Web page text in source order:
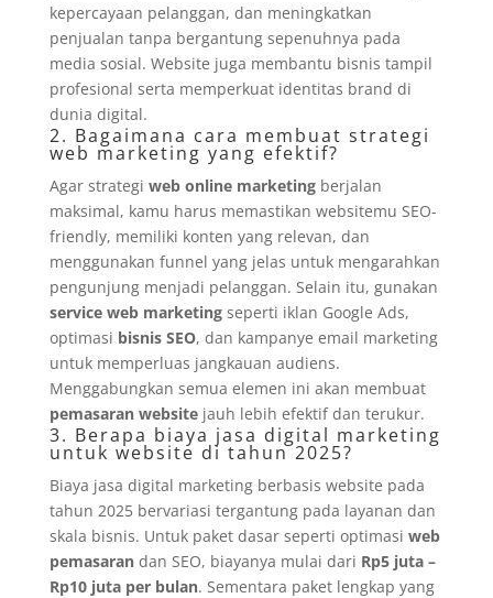
kepercayaan pelanggan, dan meningkatkan
penjualan tanpa bergantung sepenuhnya pada
media sosial. Website juga membantu bisnis tampil
profesional serta memperkuat identitas brand di
dunia digital.
2. Bagaimana cara membuat strategi
web marketing yang efektif?
Agar strategi web online marketingberjalan
maksimal, kamu harus memastikan websitemu SEO-
friendly, memiliki konten yang relevan, dan
menggunakan funnel yang jelas untuk mengarahkan
pengunjung menjadi pelanggan. Selain itu, gunakan
service web marketingseperti iklan Google Ads,
optimasi bisnis SEO, dan kampanye email marketing
untuk memperluas jangkauan audiens.
Menggabungkan semua elemen ini akan membuat
pemasaran websitejauh lebih efektif dan terukur.
3. Berapa biaya jasa digital marketing
untuk website di tahun 2025?
Biaya jasa digital marketing berbasis website pada
tahun 2025 bervariasi tergantung pada layanan dan
skala bisnis. Untuk paket dasar seperti optimasi web
pemasarandan SEO, biayanya mulai dari Rp5 juta –
Rp10 juta per bulan. Sementara paket lengkap yang